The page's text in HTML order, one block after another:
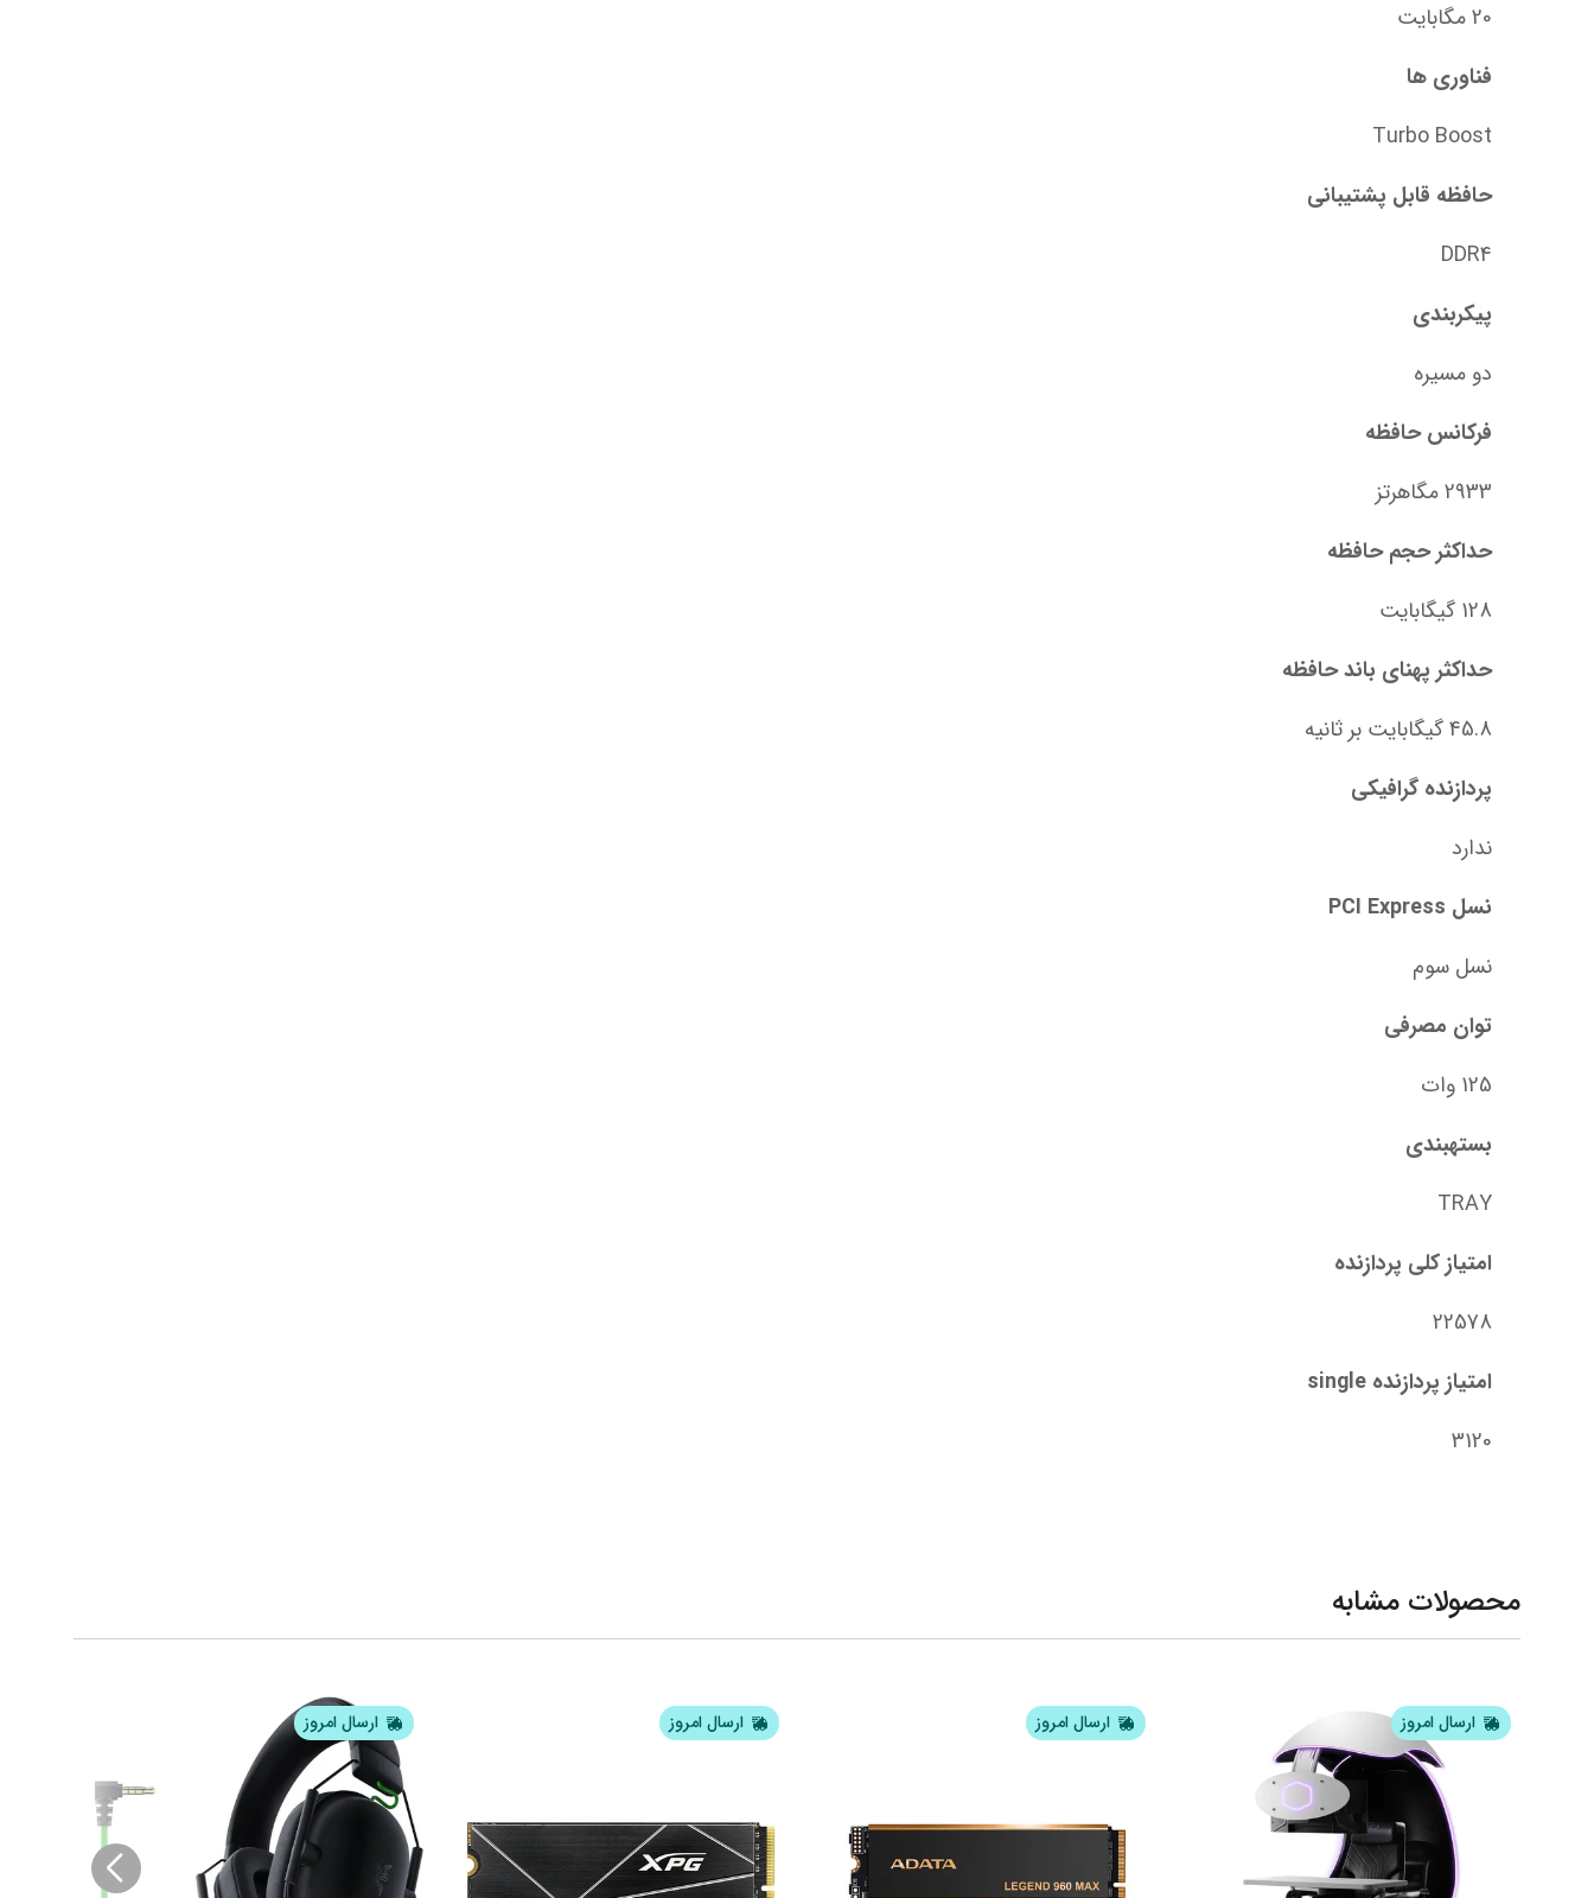
20 مگابایت
فناوری ها
Turbo Boost
حافظه قابل پشتیبانی
DDR4
پیکربندی
دو مسیره
فرکانس حافظه
2933 مگاهرتز
حداکثر حجم حافظه
128 گیگابایت
حداکثر پهنای باند حافظه
45.8 گیگابایت بر ثانیه
پردازنده گرافیکی
ندارد
نسل PCI Express
نسل سوم
توان مصرفی
125 وات
بستهبندی
TRAY
امتیاز کلی پردازنده
22578
امتیاز پردازنده single
3120
محصولات مشابه
ارسال امروز ارسال امروز ارسال امروز ارسال امروز